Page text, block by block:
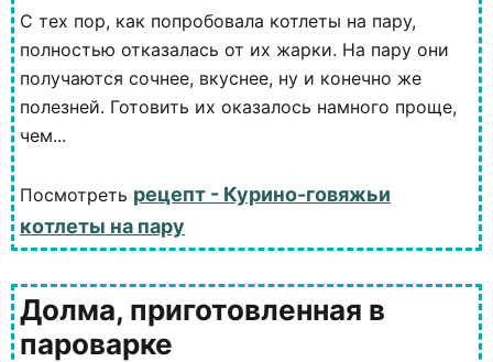
С тех пор, как попробовала котлеты на пару,
полностью отказалась от их жарки. На пару они
получаются сочнее, вкуснее, ну и конечно же
полезней. Готовить их оказалось намного проще,
чем...
Посмотреть рецепт - Курино-говяжьи
котлеты на пару
Долма, приготовленная в
пароварке